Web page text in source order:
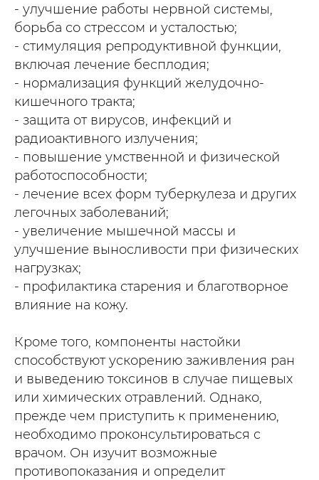
- улучшение работы нервной системы,
борьба со стрессом и усталостью;
- стимуляция репродуктивной функции,
включая лечение бесплодия;
- нормализация функций желудочно-
кишечного тракта;
- защита от вирусов, инфекций и
радиоактивного излучения;
- повышение умственной и физической
работоспособности;
- лечение всех форм туберкулеза и других
легочных заболеваний;
- увеличение мышечной массы и
улучшение выносливости при физических
нагрузках;
- профилактика старения и благотворное
влияние на кожу.
Кроме того, компоненты настойки
способствуют ускорению заживления ран
и выведению токсинов в случае пищевых
или химических отравлений. Однако,
прежде чем приступить к применению,
необходимо проконсультироваться с
врачом. Он изучит возможные
противопоказания и определит